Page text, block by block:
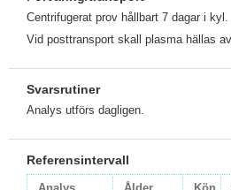
Centrifugerat prov hållbart 7 dagar i kyl.
Vid posttransport skall plasma hällas
Svarsrutiner
Analys utförs dagligen.
Referensintervall